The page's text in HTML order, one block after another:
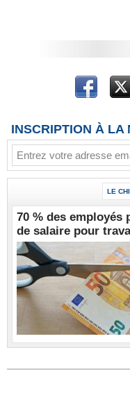
INSCRIPTION À LA
LE
70 % des employés
de salaire pour